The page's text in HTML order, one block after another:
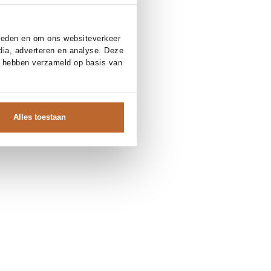
en om ons websiteverkeer
adverteren en analyse. Deze
verzameld op basis van
Alles toestaan